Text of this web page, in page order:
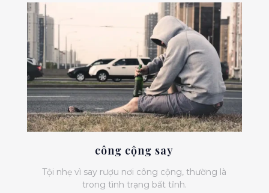
công cộng say
Tội nhẹ vì say rượu nơi công cộng, thường là
trong tình trạng bất tỉnh.